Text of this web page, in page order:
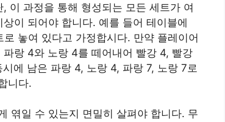
이 과정을 통해 형성되는 모든 세트가 여
이 되어야 합니다. 예를 들어 테이블에
놓여 있다고 가정합시다. 만약 플레이어
랑 4와 노랑 4를 떼어내어 빨강 4, 빨강
에 남은 파랑 4, 노랑 4, 파랑 7, 노랑 7로
니다.
엮일 수 있는지 면밀히 살펴야 합니다. 무